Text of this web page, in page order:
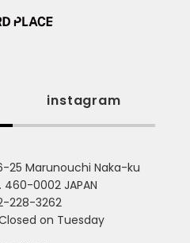
instagram
25 Marunouchi Naka-ku
460-0002 JAPAN
228-3262
on Tuesday